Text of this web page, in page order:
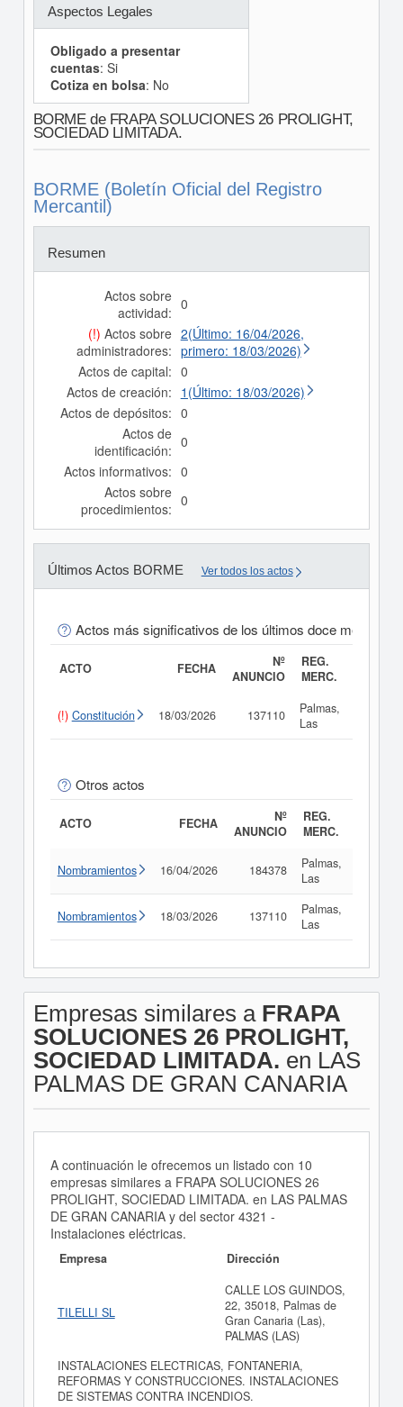
Aspectos Legales
Obligado a presentar
cuentas: Si
Cotiza en bolsa: No
BORME de FRAPA SOLUCIONES 26 PROLIGHT,
SOCIEDAD LIMITADA.
BORME (Boletín Oficial del Registro
Mercantil)
Resumen
Actos sobre
actividad: 0
(!) Actos sobre
administradores:
2(Último: 16/04/2026,
primero: 18/03/2026)
Actos de capital: 0
Actos de creación: 1(Último: 18/03/2026)
Actos de depósitos: 0
Actos de
identificación: 0
Actos informativos: 0
Actos sobre
procedimientos: 0
Últimos Actos BORME Ver todos los actos
Actos más significativos de los últimos doce meses
ACTO FECHA
Nº
ANUNCIO
REG.
MERC.
(!) Constitución 18/03/2026 137110
Palmas,
Las
Otros actos
ACTO FECHA
Nº
ANUNCIO
REG.
MERC.
Nombramientos 16/04/2026 184378
Palmas,
Las
Nombramientos 18/03/2026 137110
Palmas,
Las
Empresas similares a FRAPA
SOLUCIONES 26 PROLIGHT,
SOCIEDAD LIMITADA. en LAS
PALMAS DE GRAN CANARIA
A continuación le ofrecemos un listado con 10
empresas similares a FRAPA SOLUCIONES 26
PROLIGHT, SOCIEDAD LIMITADA. en LAS PALMAS
DE GRAN CANARIA y del sector 4321 -
Instalaciones eléctricas.
Empresa Dirección
TILELLI SL
CALLE LOS GUINDOS,
22, 35018, Palmas de
Gran Canaria (Las),
PALMAS (LAS)
INSTALACIONES ELECTRICAS, FONTANERIA,
REFORMAS Y CONSTRUCCIONES. INSTALACIONES
DE SISTEMAS CONTRA INCENDIOS.